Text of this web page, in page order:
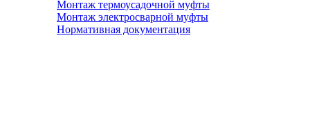
Монтаж термоусадочной муфты
Монтаж электросварной муфты
Нормативная документация